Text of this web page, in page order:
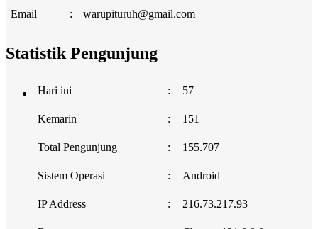
Email : warupituruh@gmail.com
Statistik Pengunjung
Hari ini : 57
Kemarin : 151
Total Pengunjung : 155.707
Sistem Operasi : Android
IP Address : 216.73.217.93